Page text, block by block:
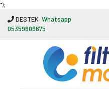
"');
DESTEK Whatsapp
05359609675